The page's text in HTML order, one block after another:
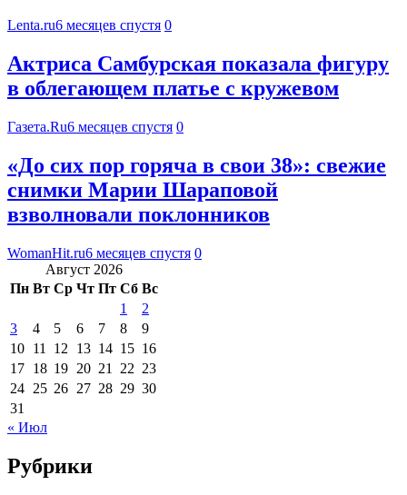
Lenta.ru6 месяцев спустя 0
Актриса Самбурская показала фигуру
в облегающем платье с кружевом
Газета.Ru6 месяцев спустя 0
«До сих пор горяча в свои 38»: свежие
снимки Марии Шараповой
взволновали поклонников
WomanHit.ru6 месяцев спустя 0
Август 2026
Пн Вт Ср Чт Пт Сб Вс
1
2
3
4 5 6 7 8
9
10 11 12 13 14 15 16
17 18 19 20 21 22 23
24 25 26 27 28 29 30
31
« Июл
Рубрики